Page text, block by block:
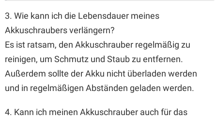
3. Wie kann ich die Lebensdauer meines
Akkuschraubers verlängern?
Es ist ratsam, den Akkuschrauber regelmäßig zu
reinigen, um Schmutz und Staub zu entfernen.
Außerdem sollte der Akku nicht überladen werden
und in regelmäßigen Abständen geladen werden.
4. Kann ich meinen Akkuschrauber auch für das